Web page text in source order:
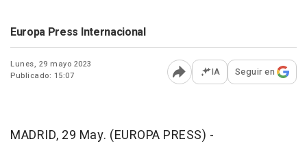
Europa Press Internacional
Lunes, 29 mayo 2023
Publicado: 15:07
Abrir opciones para
IA Seguir en
MADRID, 29 May. (EUROPA PRESS) -